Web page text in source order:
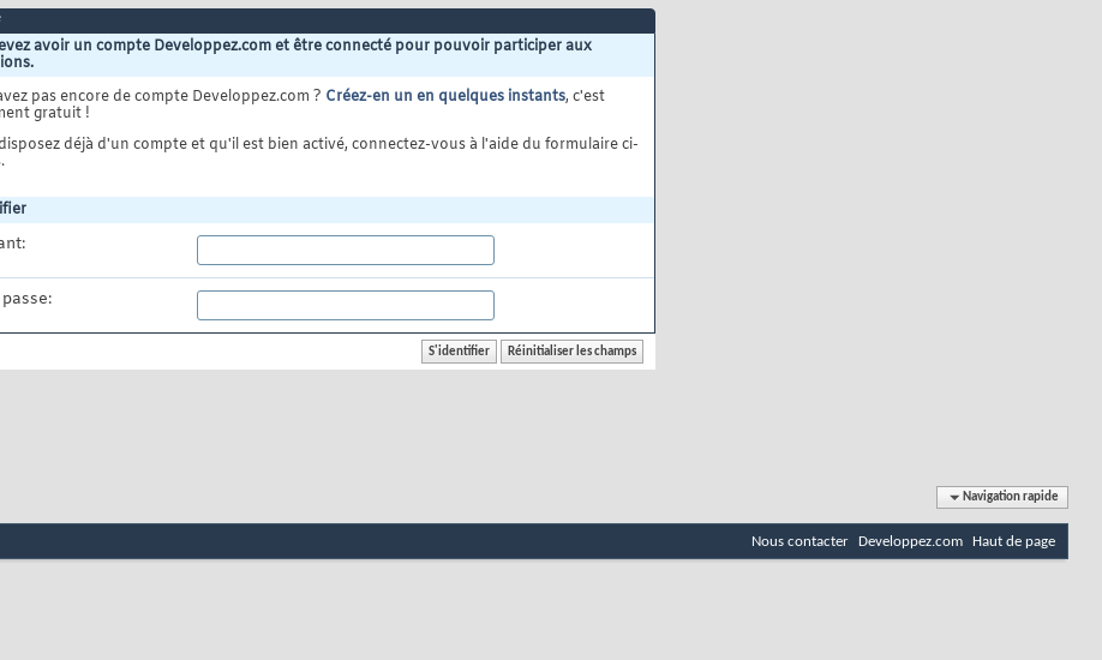
avoir un compte Developpez.com et être connecté pour pouvoir participer aux
pas encore de compte Developpez.com ? Créez-en un en quelques instants, c'est
gratuit !
déjà d'un compte et qu'il est bien activé, connectez-vous à l'aide du formulaire ci-
Navigation rapide
Nous contacter Developpez.com Haut de page